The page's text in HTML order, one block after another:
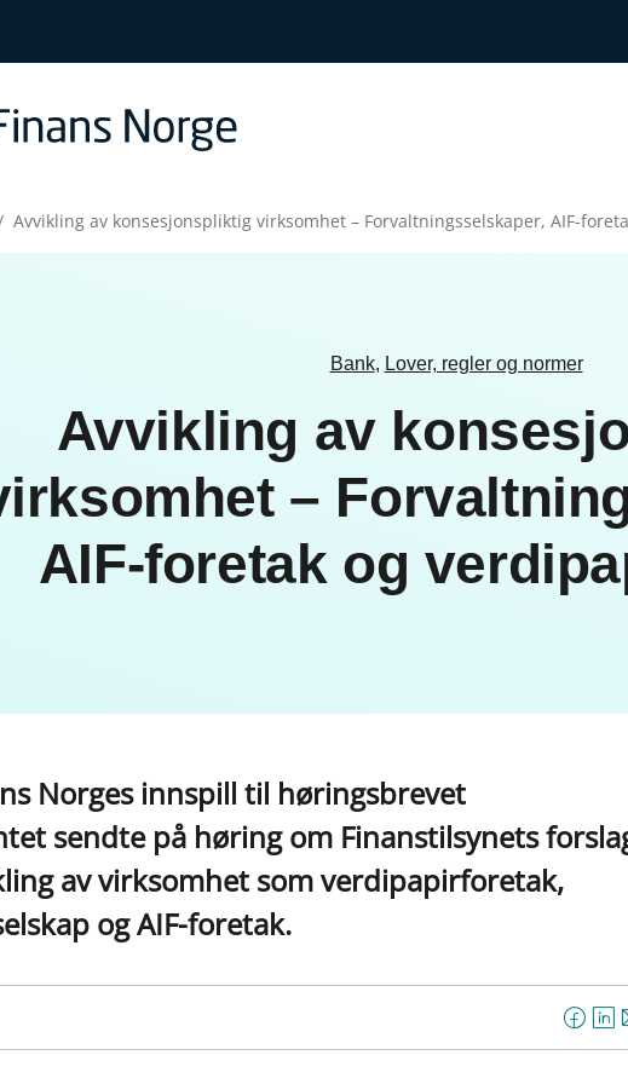
Avvikling av konsesjonspliktig virksomhet – Forvaltningsselskaper, AIF-
Bank, Lover, regler og normer
Avvikling av
–
AIF-foretak og
Norges innspill til høringsbrevet
sendte på høring om Finanstilsynets
av virksomhet som verdipapirforetak,
og AIF-foretak.
F
a
L
i
E
-